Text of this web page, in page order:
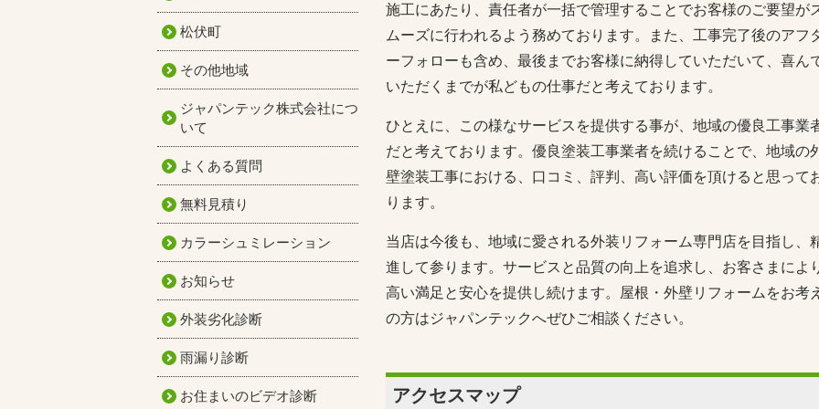
施工にあたり、責任者が一括で管理することでお客様のご要望が
ムーズに行われるよう務めております。また、工事完了後のアフ
ーフォローも含め、最後までお客様に納得していただいて、喜ん
いただくまでが私どもの仕事だと考えております。
ひとえに、この様なサービスを提供する事が、地域の優良工事業
だと考えております。優良塗装工事業者を続けることで、地域の
壁塗装工事における、口コミ、評判、高い評価を頂けると思って
ります。
当店は今後も、地域に愛される外装リフォーム専門店を目指し、
進して参ります。サービスと品質の向上を追求し、お客さまによ
高い満足と安心を提供し続けます。屋根・外壁リフォームをお考え
の方はジャパンテックへぜひご相談ください。
アクセスマップ
松伏町
その他地域
ジャパンテック株式会社につ
いて
よくある質問
無料見積り
カラーシュミレーション
お知らせ
外装劣化診断
雨漏り診断
お住まいのビデオ診断